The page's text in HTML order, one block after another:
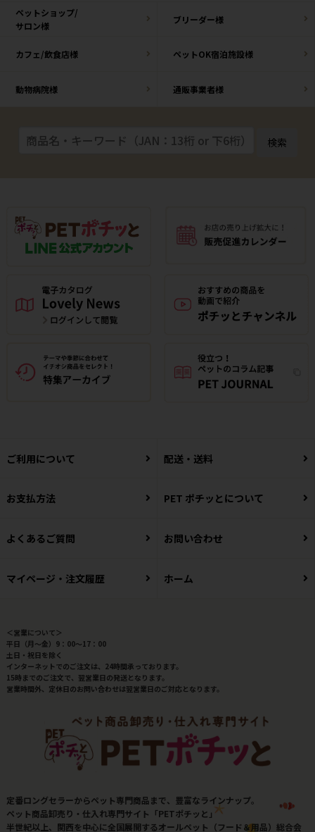
ペットショップ/
サロン様
ブリーダー様
カフェ/飲食店様 ペットOK宿泊施設様
動物病院様 通販事業者様
検索
ご利用について 配送・送料
お支払方法 PET ポチッとについて
よくあるご質問 お問い合わせ
マイページ・注文履歴 ホーム
＜営業について＞
平日（月～金）9：00～17：00
土日・祝日を除く
インターネットでのご注文は、24時間承っております。
15時までのご注文で、翌営業日の発送となります。
営業時間外、定休日のお問い合わせは翌営業日のご対応となります。
定番ロングセラーからペット専門商品まで、豊富なラインナップ。
ペット商品卸売り・仕入れ専門サイト「PETポチッと」
半世紀以上、関西を中心に全国展開するオールペット（フード＆用品）総合会